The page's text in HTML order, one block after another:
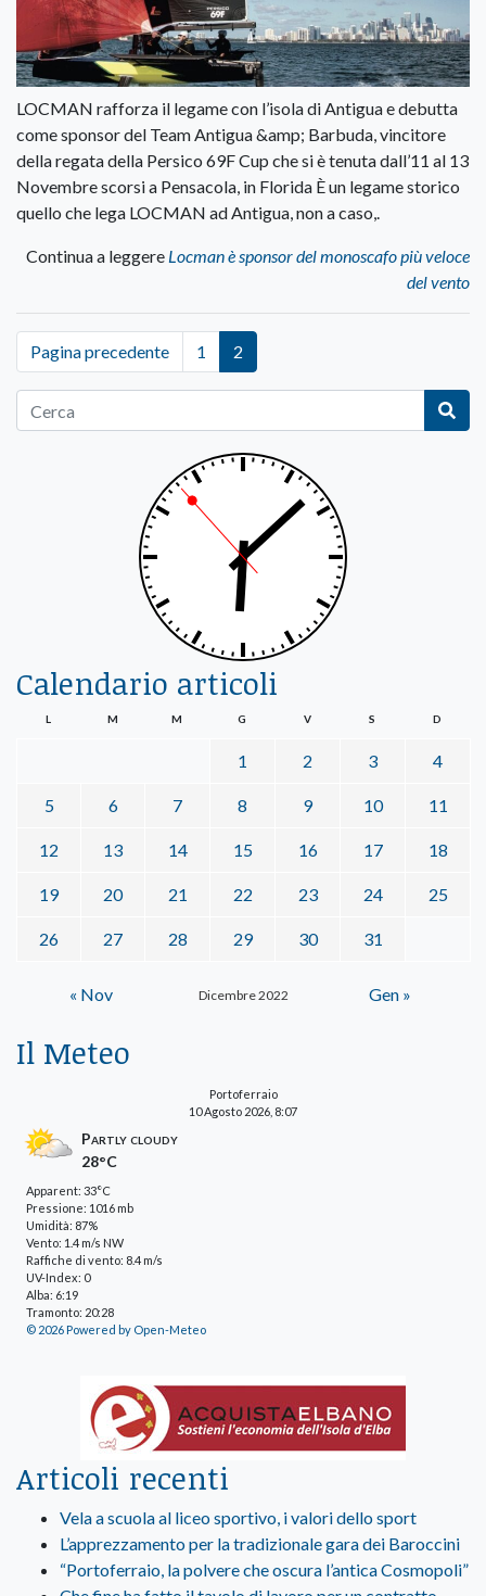
LOCMAN rafforza il legame con l’isola di Antigua e debutta
come sponsor del Team Antigua &amp; Barbuda, vincitore
della regata della Persico 69F Cup che si è tenuta dall’11 al 13
Novembre scorsi a Pensacola, in Florida È un legame storico
quello che lega LOCMAN ad Antigua, non a caso,.
Continua a leggere Locman è sponsor del monoscafo più veloce
del vento
Pagina precedente 1 2
Calendario articoli
Dicembre 2022
L M M G V S D
1 2 3 4
5 6 7 8 9 10 11
12 13 14 15 16 17 18
19 20 21 22 23 24 25
26 27 28 29 30 31
« Nov Gen »
Il Meteo
Portoferraio
10 Agosto 2026, 8:07
Partly cloudy
28°C
Apparent: 33°C
Pressione: 1016 mb
Umidità: 87%
Vento: 1.4 m/s NW
Raffiche di vento: 8.4 m/s
UV-Index: 0
Alba: 6:19
Tramonto: 20:28
© 2026 Powered by Open-Meteo
Articoli recenti
Vela a scuola al liceo sportivo, i valori dello sport
L’apprezzamento per la tradizionale gara dei Baroccini
“Portoferraio, la polvere che oscura l’antica Cosmopoli”